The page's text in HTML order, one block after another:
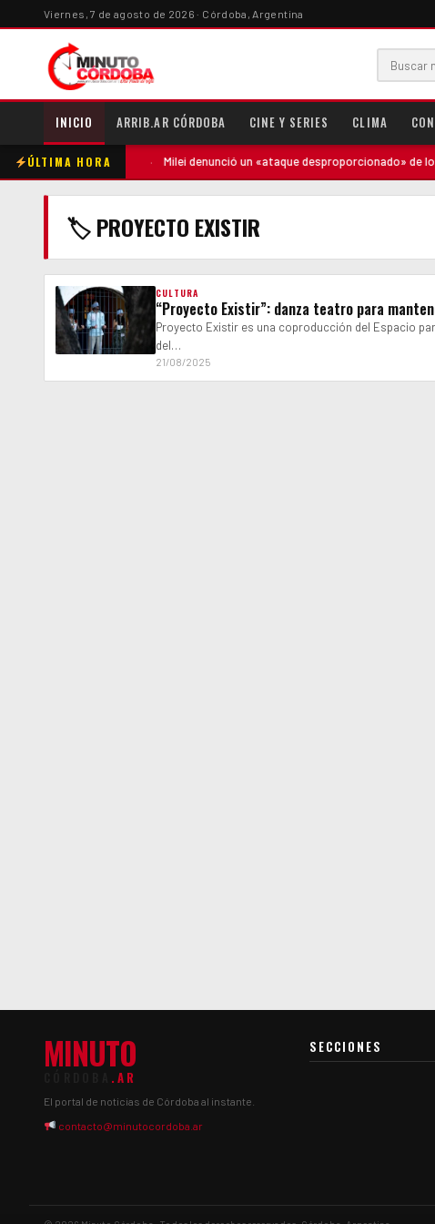
Viernes, 7 de agosto de 2026 · Córdoba, Argentina
INICIO ARRIB.AR CÓRDOBA CINE Y SERIES CLIMA
ÚLTIMA HORA
contra la madre Milei denunció un «ataque desproporcionado» de los
🏷 PROYECTO EXISTIR
CULTURA
“Proyecto Existir”: danza teatro para
Proyecto Existir es una coproducción del Espacio
del…
21/08/2025
MINUTO
.AR
El portal de noticias de Córdoba al instante.
contacto@minutocordoba.ar
SECCIONES